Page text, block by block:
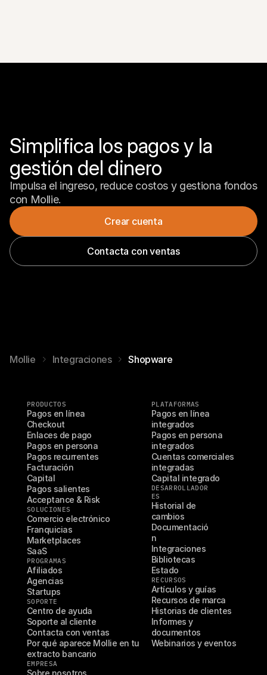
Simplifica los pagos y la
gestión del dinero
Impulsa el ingreso, reduce costos y gestiona fondos
con Mollie.
Crear cuenta
Contacta con ventas
Mollie Integraciones Shopware
PRODUCTOS
Pagos en línea
Checkout
Enlaces de pago
Pagos en persona
Pagos recurrentes
Facturación
Capital
Pagos salientes
Acceptance & Risk
SOLUCIONES
Comercio electrónico
Franquicias
Marketplaces
SaaS
PROGRAMAS
Afiliados
Agencias
Startups
SOPORTE
Centro de ayuda
Soporte al cliente
Contacta con ventas
Por qué aparece Mollie en tu
extracto bancario
EMPRESA
Sobre nosotros
PLATAFORMAS
Pagos en línea
integrados
Pagos en persona
integrados
Cuentas comerciales
integradas
Capital integrado
DESARROLLADOR
ES
Historial de
cambios
Documentació
n
Integraciones
Bibliotecas
Estado
RECURSOS
Artículos y guías
Recursos de marca
Historias de clientes
Informes y
documentos
Webinarios y eventos